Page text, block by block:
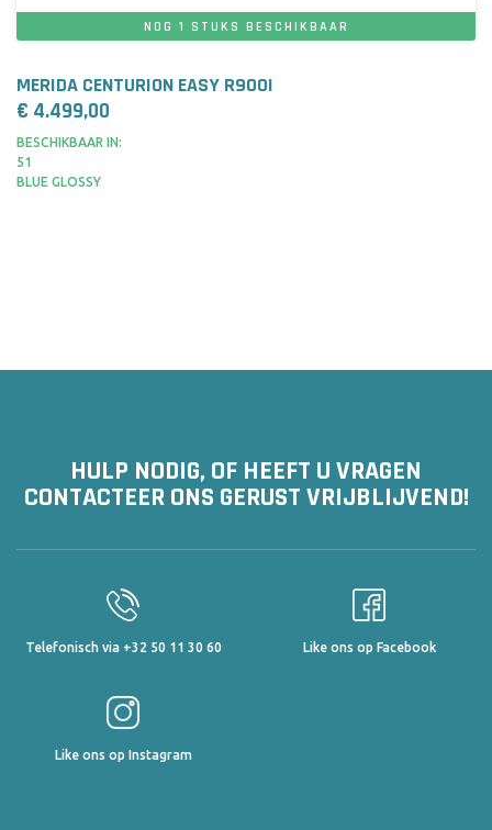
NOG 1 STUKS BESCHIKBAAR
MERIDA CENTURION EASY R900I
€ 4.499,00
BESCHIKBAAR IN:
51
BLUE GLOSSY
HULP NODIG, OF HEEFT U VRAGEN
CONTACTEER ONS GERUST VRIJBLIJVEND!
Telefonisch via +32 50 11 30 60 Like ons op Facebook
Like ons op Instagram